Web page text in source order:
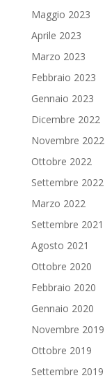
Maggio 2023
Aprile 2023
Marzo 2023
Febbraio 2023
Gennaio 2023
Dicembre 2022
Novembre 2022
Ottobre 2022
Settembre 2022
Marzo 2022
Settembre 2021
Agosto 2021
Ottobre 2020
Febbraio 2020
Gennaio 2020
Novembre 2019
Ottobre 2019
Settembre 2019